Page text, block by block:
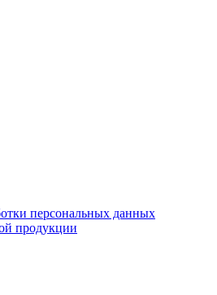
персональных данных
продукции